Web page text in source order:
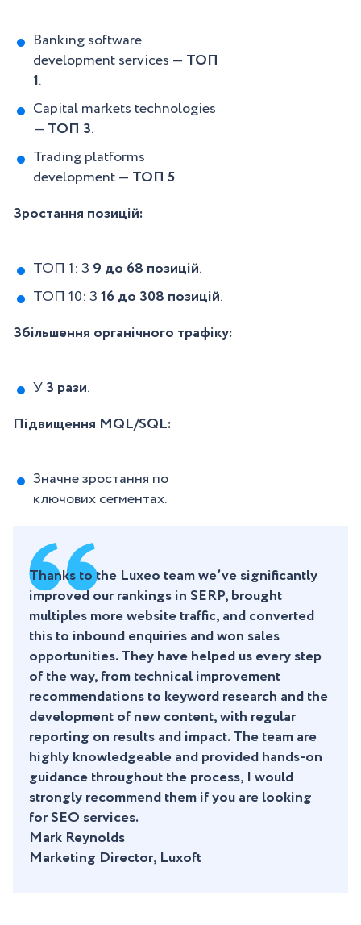
Banking software
development services — ТОП
1.
Capital markets technologies
— ТОП 3.
Trading platforms
development — ТОП 5.
Зростання позицій:
ТОП 1: З 9 до 68 позицій.
ТОП 10: З16 до 308 позицій.
Збільшення органічного трафіку:
У3 рази.
Підвищення MQL/SQL:
Значне зростання по
ключових сегментах.
Thanks to the Luxeo team we’ve significantly
improved our rankings in SERP, brought
multiples more website traffic, and converted
this to inbound enquiries and won sales
opportunities. They have helped us every step
of the way, from technical improvement
recommendations to keyword research and the
development of new content, with regular
reporting on results and impact. The team are
highly knowledgeable and provided hands-on
guidance throughout the process, I would
strongly recommend them if you are looking
for SEO services.
Mark Reynolds
Marketing Director, Luxoft